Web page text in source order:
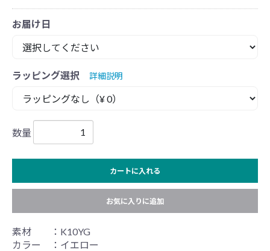
お届け日
ラッピング選択 詳細説明
数量
カートに入れる
お気に入りに追加
素材 ：K10YG
カラー ：イエロー